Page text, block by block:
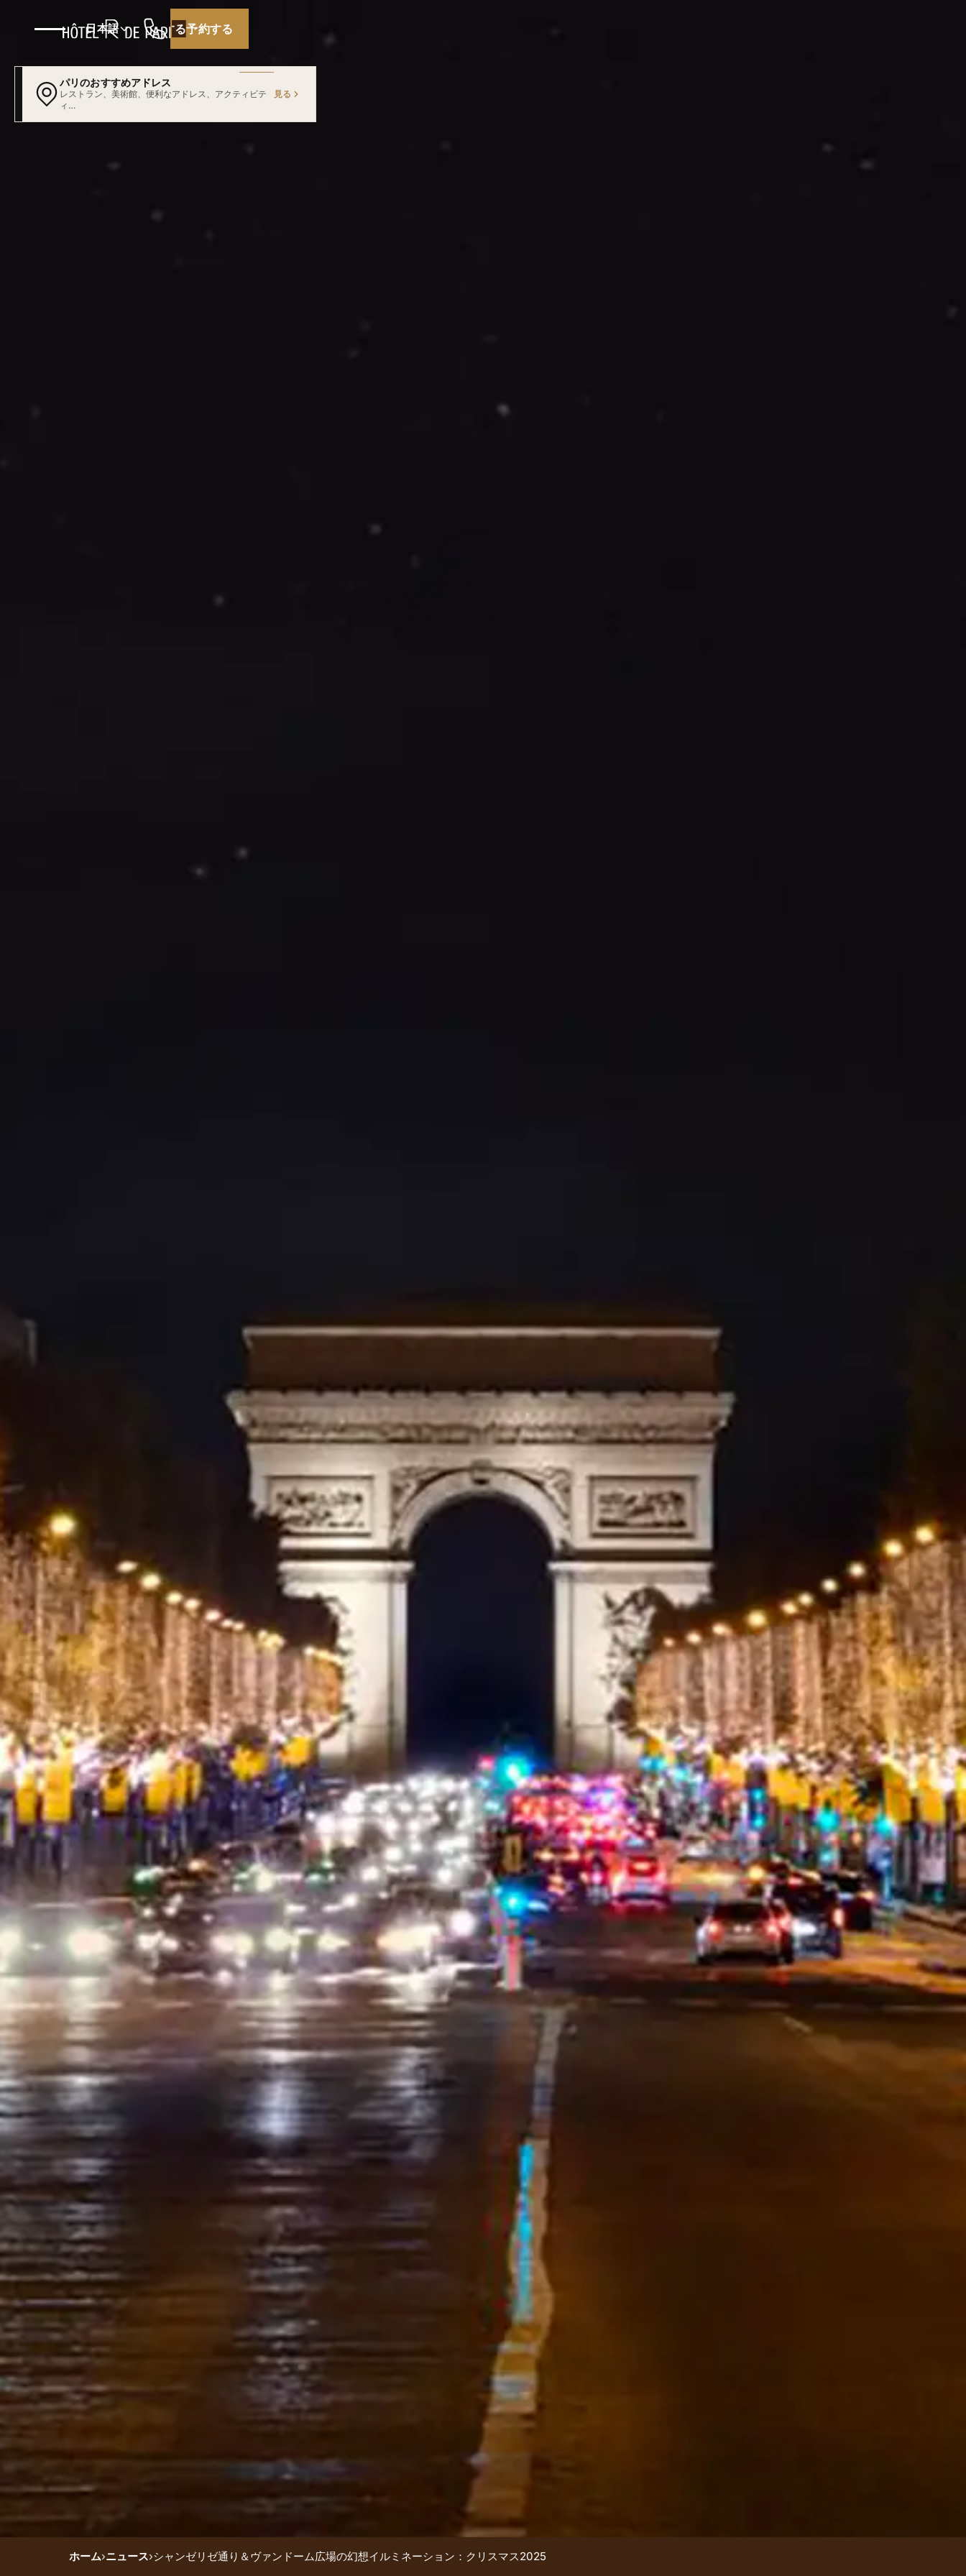
日本語 予約する
予約する
ホーム›ニュース›シャンゼリゼ通り＆ヴァンドーム広場の幻想イルミネーション：クリスマス2025
パリのおすすめアドレス
厳選したおすすめをたどってみましょう
見る